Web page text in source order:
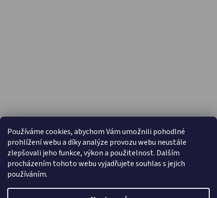
Používáme cookies, abychom Vám umožnili pohodlné
prohlížení webu a díky analýze provozu webu neustále
zlepšovali jeho funkce, výkon a použitelnost. Dalším
procházením tohoto webu vyjadřujete souhlas s jejich
používáním.
PŘIJÍMÁME ONLINE PLATBY